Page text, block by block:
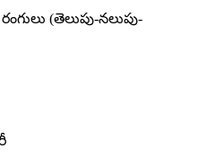
(తెలుపు-నలుపు-